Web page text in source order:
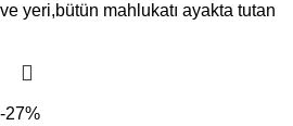
ve yeri,bütün mahlukatı ayakta tutan
-27%